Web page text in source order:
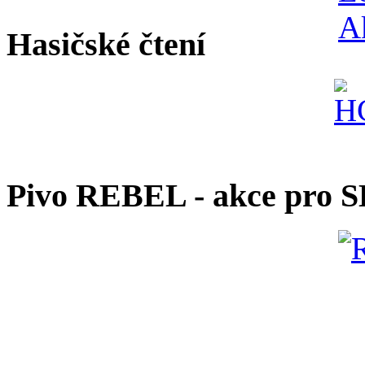
Hasičské čtení
Pivo REBEL - akce pro